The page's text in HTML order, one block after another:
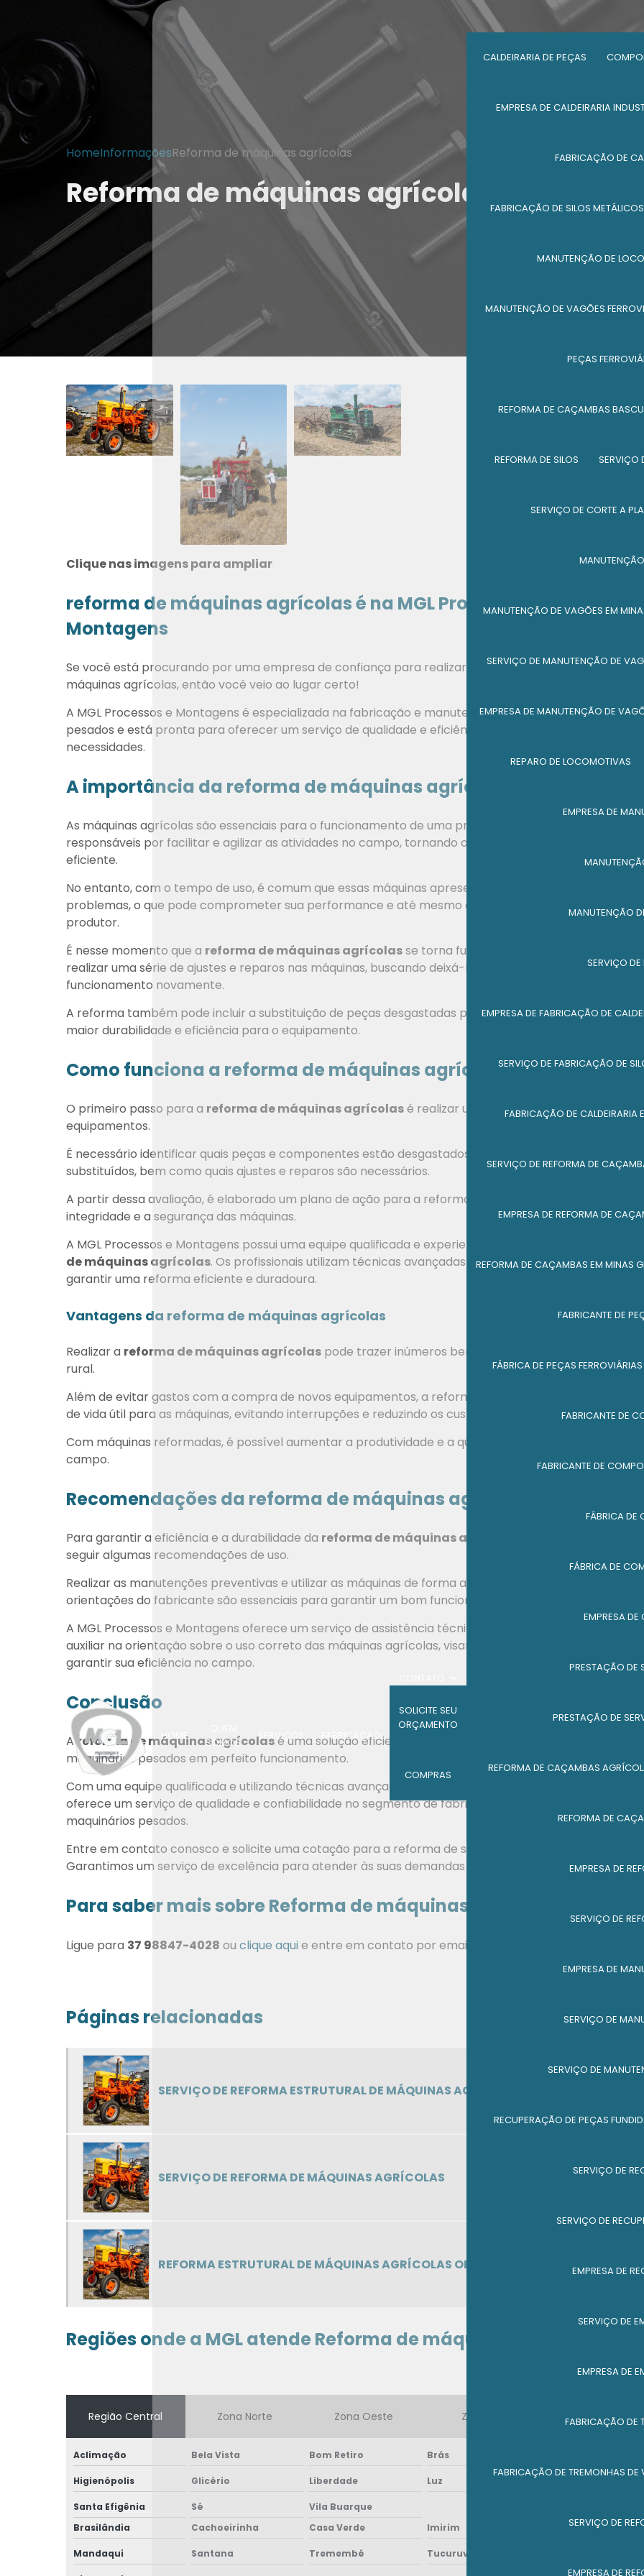
HOME
SOMOS
SERVIÇOS FABRICAÇÃO
SOLICITE SEU
ORÇAMENTO
COMPRAS
CALDEIRARIA DE PEÇAS
EMPRESA DE CALDEIRARIA
FABRICAÇÃO DE
FABRICAÇÃO DE SILOS METÁLICOS
MANUTENÇÃO DE
MANUTENÇÃO DE VAGÕES
PEÇAS
REFORMA DE CAÇAMBAS
REFORMA DE SILOS SERVIÇO
SERVIÇO DE CORTE A
MANUTENÇÃO DE VAGÕES EM
SERVIÇO DE MANUTENÇÃO DE
EMPRESA DE MANUTENÇÃO DE
REPARO DE LOCOMOTIVAS
EMPRESA DE
MANUTENÇÃO
SERVIÇO
EMPRESA DE FABRICAÇÃO DE
SERVIÇO DE FABRICAÇÃO DE
FABRICAÇÃO DE CALDEIRARIA
SERVIÇO DE REFORMA DE
EMPRESA DE REFORMA DE
REFORMA DE CAÇAMBAS EM MINAS
FABRICANTE DE
FÁBRICA DE PEÇAS FERROVIÁRIAS
FABRICANTE DE
FABRICANTE DE
FÁBRICA DE
FÁBRICA DE
EMPRESA DE
PRESTAÇÃO DE
PRESTAÇÃO DE
REFORMA DE CAÇAMBAS
REFORMA DE
EMPRESA DE
SERVIÇO DE
EMPRESA DE
SERVIÇO DE
SERVIÇO DE
RECUPERAÇÃO DE PEÇAS
SERVIÇO DE
SERVIÇO DE
EMPRESA DE
SERVIÇO DE
EMPRESA DE
FABRICAÇÃO DE
FABRICAÇÃO DE TREMONHAS DE
SERVIÇO DE
EMPRESA DE
HomeInformaçõesReforma de máquinas agrícolas
Reforma de máquinas agrícolas
Clique nas imagens para ampliar
reforma de máquinas agrícolas é na MGL Processos e
Montagens
Se você está procurando por uma empresa de confiança para realizar a reforma de suas
máquinas agrícolas, então você veio ao lugar certo!
A MGL Processos e Montagens é especializada na fabricação e manutenção de maquinários
pesados e está pronta para oferecer um serviço de qualidade e eficiência para atender às suas
necessidades.
A importância da reforma de máquinas agrícolas
As máquinas agrícolas são essenciais para o funcionamento de uma propriedade rural. Elas são
responsáveis por facilitar e agilizar as atividades no campo, tornando o trabalho mais produtivo e
eficiente.
No entanto, com o tempo de uso, é comum que essas máquinas apresentem desgastes e
problemas, o que pode comprometer sua performance e até mesmo causar prejuízos para o
produtor.
É nesse momento que a reforma de máquinas agrícolasse torna fundamental. Ela consiste em
realizar uma série de ajustes e reparos nas máquinas, buscando deixá-las em perfeito
funcionamento novamente.
A reforma também pode incluir a substituição de peças desgastadas por novas, o que garante uma
maior durabilidade e eficiência para o equipamento.
Como funciona a reforma de máquinas agrícolas
O primeiro passo para a reforma de máquinas agrícolasé realizar uma análise minuciosa dos
equipamentos.
É necessário identificar quais peças e componentes estão desgastados e precisam ser
substituídos, bem como quais ajustes e reparos são necessários.
A partir dessa avaliação, é elaborado um plano de ação para a reforma, considerando a
integridade e a segurança das máquinas.
A MGL Processos e Montagens possui uma equipe qualificada e experiente para realizar a
de máquinas agrícolas. Os profissionais utilizam técnicas avançadas e peças de qualidade para
garantir uma reforma eficiente e duradoura.
Vantagens da reforma de máquinas agrícolas
Realizar a reforma de máquinas agrícolas pode trazer inúmeros benefícios para o produtor
rural.
Além de evitar gastos com a compra de novos equipamentos, a reforma garante um maior tempo
de vida útil para as máquinas, evitando interrupções e reduzindo os custos de manutenção.
Com máquinas reformadas, é possível aumentar a produtividade e a qualidade do trabalho no
campo.
Recomendações da reforma de máquinas agrícolas
Para garantir a eficiência e a durabilidade da reforma de máquinas agrícolas
seguir algumas recomendações de uso.
Realizar as manutenções preventivas e utilizar as máquinas de forma adequada e seguindo as
orientações do fabricante são essenciais para garantir um bom funcionamento dos equipamentos.
A MGL Processos e Montagens oferece um serviço de assistência técnica especializada e pode
auxiliar na orientação sobre o uso correto das máquinas agrícolas, visando prolongar sua vida útil e
garantir sua eficiência no campo.
Conclusão
Areforma de máquinas agrícolasé uma solução eficiente e econômica para quem necessita de
maquinários pesados em perfeito funcionamento.
Com uma equipe qualificada e utilizando técnicas avançadas, a MGL Processos e Montagens
oferece um serviço de qualidade e confiabilidade no segmento de fabricação e manutenção de
maquinários pesados.
Entre em contato conosco e solicite uma cotação para a reforma de suas máquinas agrícolas!
Garantimos um serviço de excelência para atender às suas demandas e necessidades.
Para saber mais sobre Reforma de máquinas agrícolas
Ligue para 37 98847-4028 ou clique aqui e entre em contato por email.
Páginas relacionadas
SERVIÇO DE REFORMA ESTRUTURAL DE MÁQUINAS AGRÍCOLAS
SERVIÇO DE REFORMA DE MÁQUINAS AGRÍCOLAS
REFORMA ESTRUTURAL DE MÁQUINAS AGRÍCOLAS ORÇAMENTO
Regiões onde a MGL atende Reforma de máquinas agrícolas:
Região Central Zona Norte Zona Oeste Zona Sul Zona Leste
Aclimação Bela Vista Bom Retiro Brás
Higienópolis Glicério Liberdade Luz
Santa Efigênia Sé
Vila Buarque
Brasilândia
Cachoeirinha Casa Verde Imirim Jaçanã
Mandaqui Santana Tremembé Tucuruvi